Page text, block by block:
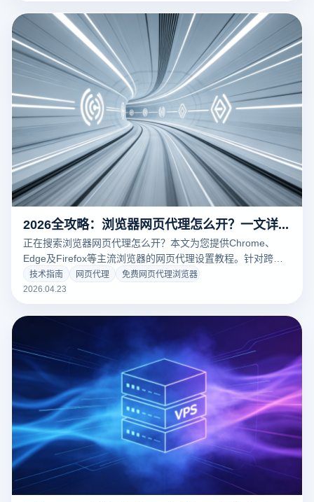
2026全攻略：浏览器网页代理怎么开？一文详述网页代理设置与防关联技术
正在搜索浏览器网页代理怎么开？本文为您提供Chrome、
Edge及Firefox等主流浏览器的网页代理设置教程。针对跨境
电商及社媒多账号管理需求，深度解析如何利用云登指纹浏览
器实现IP与指纹环境的深度绑定，确保多账号登录安全不关
技术指南 网页代理
免费网页代理浏览器
2026.04.23